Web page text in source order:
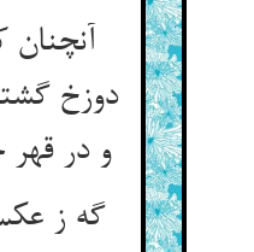
دوزخ
و در
گه ز